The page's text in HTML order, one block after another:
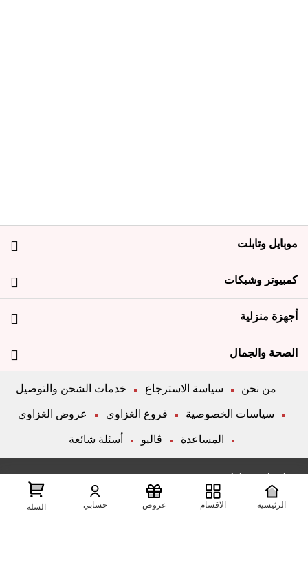
موبايل وتابلت
كمبيوتر وشبكات
أجهزة منزلية
الصحة والجمال
من نحن سياسة الاسترجاع خدمات الشحن والتوصيل
سياسات الخصوصية فروع الغزاوي عروض الغزاوي
المساعدة ڤاليو أسئلة شائعة
تواصل معانا
شارع المكاتب, الزقازيق , الشرقية, مصر عرض علي الخريطه الرئيسية الاقسام عروض حسابي السله